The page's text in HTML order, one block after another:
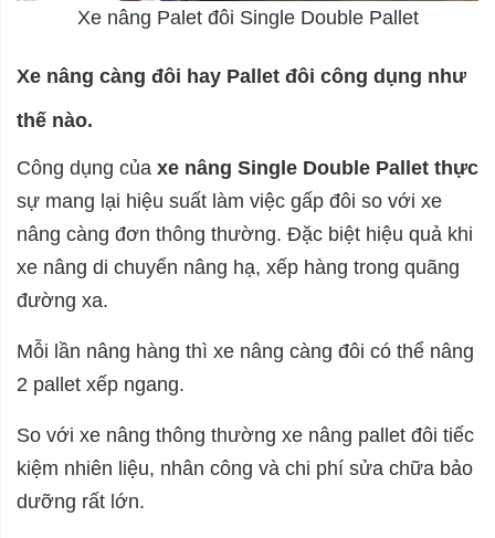
Xe nâng Palet đôi Single Double Pallet
Xe nâng càng đôi hay Pallet đôi công dụng như
thế nào.
Công dụng của xe nâng Single Double Pallet thực
sự mang lại hiệu suất làm việc gấp đôi so với xe
nâng càng đơn thông thường. Đặc biệt hiệu quả khi
xe nâng di chuyển nâng hạ, xếp hàng trong quãng
đường xa.
Mỗi lần nâng hàng thì xe nâng càng đôi có thể nâng
2 pallet xếp ngang.
So với xe nâng thông thường xe nâng pallet đôi tiếc
kiệm nhiên liệu, nhân công và chi phí sửa chữa bảo
dưỡng rất lớn.